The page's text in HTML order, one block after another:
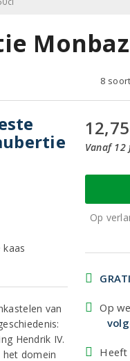
8
van
Hendrik IV.
het domein
12,75
Vanaf 12
Op
Op
Heeft